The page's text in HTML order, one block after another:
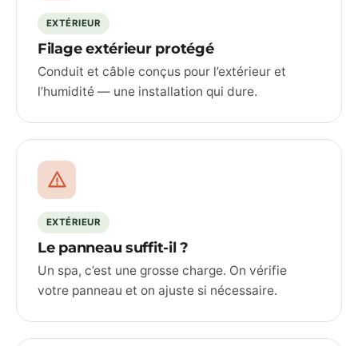
EXTÉRIEUR
Filage extérieur protégé
Conduit et câble conçus pour l’extérieur et
l’humidité — une installation qui dure.
EXTÉRIEUR
Le panneau suffit-il ?
Un spa, c’est une grosse charge. On vérifie
votre panneau et on ajuste si nécessaire.